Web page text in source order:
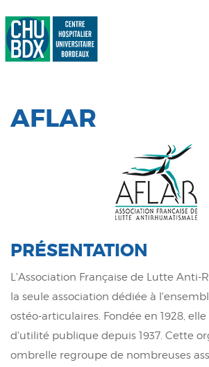
AFLAR
PRÉSENTATION
L'Association Française de Lutte Anti-
la seule association dédiée à
ostéo-articulaires. Fondée en 1928,
d'utilité publique depuis 1937. Cette
ombrelle regroupe de nombreuses